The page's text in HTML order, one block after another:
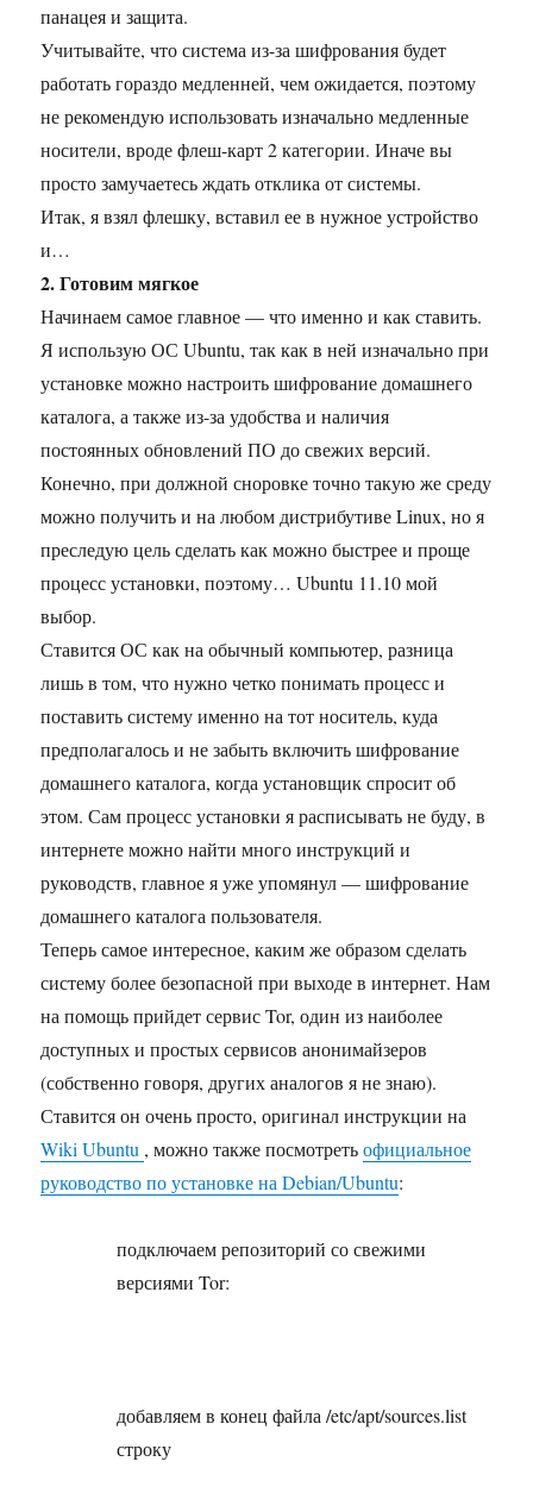
панацея и защита.
Учитывайте, что система из-за шифрования будет
работать гораздо медленней, чем ожидается, поэтому
не рекомендую использовать изначально медленные
носители, вроде флеш-карт 2 категории. Иначе вы
просто замучаетесь ждать отклика от системы.
Итак, я взял флешку, вставил ее в нужное устройство
и…
2. Готовим мягкое
Начинаем самое главное — что именно и как ставить.
Я использую ОС Ubuntu, так как в ней изначально при
установке можно настроить шифрование домашнего
каталога, а также из-за удобства и наличия
постоянных обновлений ПО до свежих версий.
Конечно, при должной сноровке точно такую же среду
можно получить и на любом дистрибутиве Linux, но я
преследую цель сделать как можно быстрее и проще
процесс установки, поэтому… Ubuntu 11.10 мой
выбор.
Ставится ОС как на обычный компьютер, разница
лишь в том, что нужно четко понимать процесс и
поставить систему именно на тот носитель, куда
предполагалось и не забыть включить шифрование
домашнего каталога, когда установщик спросит об
этом. Сам процесс установки я расписывать не буду, в
интернете можно найти много инструкций и
руководств, главное я уже упомянул — шифрование
домашнего каталога пользователя.
Теперь самое интересное, каким же образом сделать
систему более безопасной при выходе в интернет. Нам
на помощь прийдет сервис Tor, один из наиболее
доступных и простых сервисов анонимайзеров
(собственно говоря, других аналогов я не знаю).
Ставится он очень просто, оригинал инструкции на
Wiki Ubuntu , можно также посмотретьофициальное
руководство по установке на Debian/Ubuntu:
подключаем репозиторий со свежими
версиями Tor:
добавляем в конец файла /etc/apt/sources.list
строку